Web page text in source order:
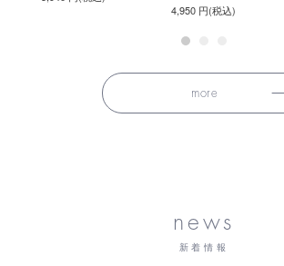
4,950 円(税込)
more
news
新着情報